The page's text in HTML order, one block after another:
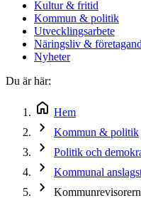
Kultur & fritid
Kommun & politik
Utvecklingsarbete
Näringsliv &
Nyheter
Du är här:
Hem
Kommun & politik
Politik och
Kommunal